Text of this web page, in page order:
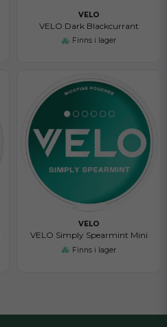
VELO
VELO Dark Blackcurrant
Finns i lager
VELO
VELO Simply Spearmint Mini
Finns i lager